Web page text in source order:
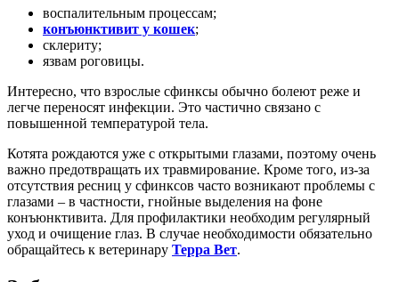
воспалительным процессам;
конъюнктивит у кошек;
склериту;
язвам роговицы.
Интересно, что взрослые сфинксы обычно болеют реже и
легче переносят инфекции. Это частично связано с
повышенной температурой тела.
Котята рождаются уже с открытыми глазами, поэтому очень
важно предотвращать их травмирование. Кроме того, из-за
отсутствия ресниц у сфинксов часто возникают проблемы с
глазами – в частности, гнойные выделения на фоне
конъюнктивита. Для профилактики необходим регулярный
уход и очищение глаз. В случае необходимости обязательно
обращайтесь к ветеринару Терра Вет.